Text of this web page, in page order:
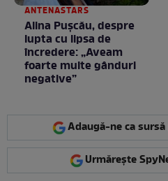
ANTENASTARS
Alina Pușcău, despre
lupta cu lipsa de
încredere: „Aveam
foarte multe gânduri
negative”
Adaugă-ne ca
Urmărește